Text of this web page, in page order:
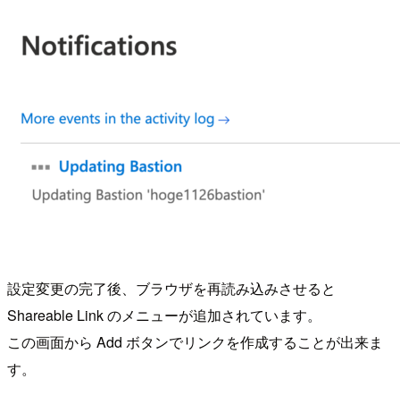
設定変更の完了後、ブラウザを再読み込みさせると
Shareable Link のメニューが追加されています。
この画面から Add ボタンでリンクを作成することが出来ま
す。